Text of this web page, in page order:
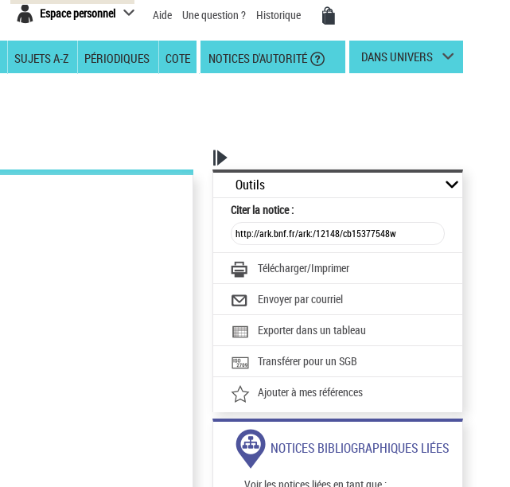
Espace personnel Aide Une question ? Historique
SUJETS A-Z PÉRIODIQUES COTE NOTICES D'AUTORITÉ DANS UNIVERS
Outils
Citerla notice :
Télécharger/Imprimer
Envoyer par courriel
Exporter dans un tableau
Transférer pour un SGB
Ajouter à mes références
NOTICES BIBLIOGRAPHIQUES LIÉES